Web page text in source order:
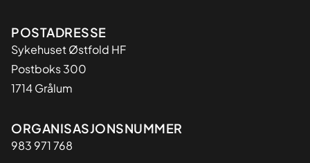
Adresse
POSTADRESSE
Sykehuset Østfold HF
Postboks 300
1714 Grålum
Organisasjon
ORGANISASJONSNUMMER
983 971 768